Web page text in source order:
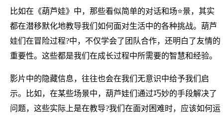
比如在《葫芦娃》中，那些看似简单的对话和场⭐景，其实
都在潜移默化地教导我们如何面对生活中的各种挑战。葫芦
娃们在冒险过程?中，不仅学会了团队合作，还明白了友情的
重要性。这些都是我们在成长过程中所需要的智慧和经验。
影片中的隐藏信息，往往也会在我们无意识中给予我们启
示。比如，在某些场景中，葫芦娃们通过巧妙的手段解决了
问题，这些实际上是在教导?我们在面对困难时，应该如何运